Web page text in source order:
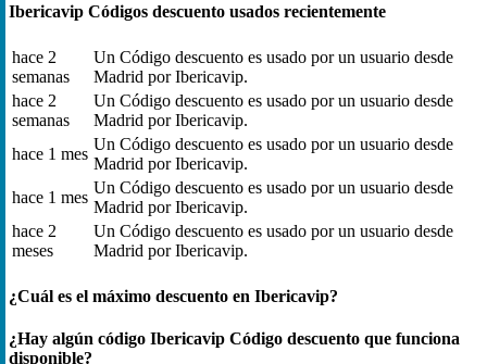
Ibericavip Códigos descuento usados recientemente
hace 2
semanas
Un Código descuento es usado por un usuario desde
Madrid por Ibericavip.
hace 2
semanas
Un Código descuento es usado por un usuario desde
Madrid por Ibericavip.
hace 1 mes
Un Código descuento es usado por un usuario desde
Madrid por Ibericavip.
hace 1 mes
Un Código descuento es usado por un usuario desde
Madrid por Ibericavip.
hace 2
meses
Un Código descuento es usado por un usuario desde
Madrid por Ibericavip.
¿Cuál es el máximo descuento en Ibericavip?
¿Hay algún código Ibericavip Código descuento que funciona
disponible?